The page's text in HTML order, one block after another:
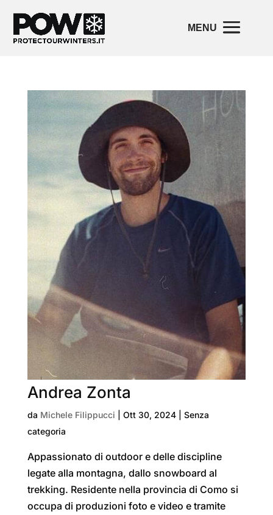
Andrea Zonta
da Michele Filippucci Ott 30, 2024| Senza
categoria
Appassionato di outdoor e delle discipline
legate alla montagna, dallo snowboard al
trekking. Residente nella provincia di Como si
occupa di produzioni foto e video e tramite